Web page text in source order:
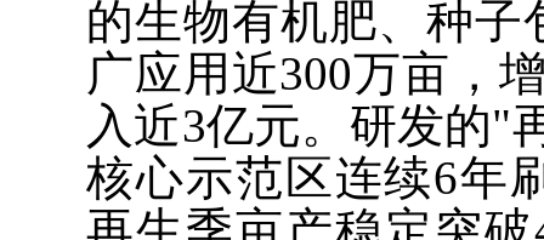
的生物有机肥、种子
广应用近300万亩，
入近3亿元。研发的"
核心示范区连续6年